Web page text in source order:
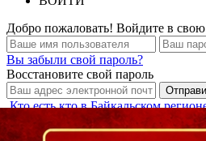
Добро пожаловать! Войдите в
Вы забыли свой пароль?
Восстановите свой пароль
Кто есть кто в Байкальском